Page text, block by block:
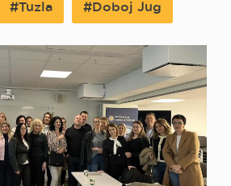
Tuzla Doboj Jug